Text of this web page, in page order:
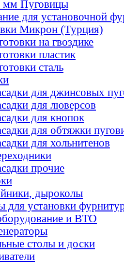
мм Пуговицы
для установочной
Микрон (Турция)
на гвоздике
пластик
сталь
для джинсовых
для люверсов
для кнопок
для обтяжки
для хольнитенов
прочие
дыроколы
для установки
и ВТО
столы и доски